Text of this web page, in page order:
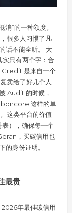
”的一种额度。
很多人习惯了凡
话不能全听。 大
实只有两个字：合
Credit 是来自一个
卖给了好几个人
Audit 的时候，
这样的单
这类平台的价值
），确保每一个
，买碳信用也
身份证明。
最贵
2026年最佳碳信用